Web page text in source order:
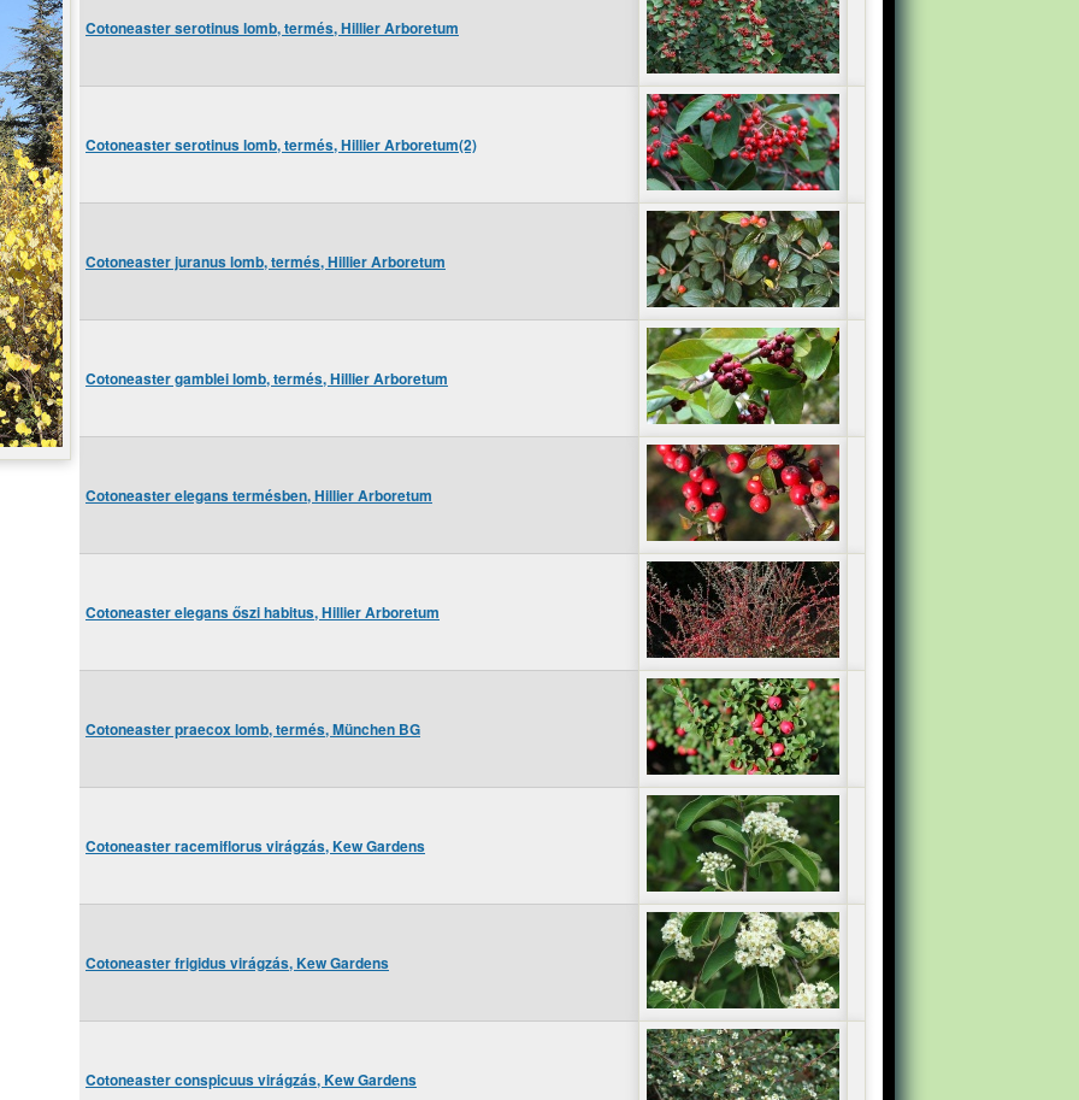
Cotoneaster serotinus lomb, termés, Hillier Arboretum
Cotoneaster serotinus lomb, termés, Hillier Arboretum(2)
Cotoneaster juranus lomb, termés, Hillier Arboretum
Cotoneaster gamblei lomb, termés, Hillier Arboretum
Cotoneaster elegans termésben, Hillier Arboretum
Cotoneaster elegans őszi habitus, Hillier Arboretum
Cotoneaster praecox lomb, termés, München BG
Cotoneaster racemiflorus virágzás, Kew Gardens
Cotoneaster frigidus virágzás, Kew Gardens
Cotoneaster conspicuus virágzás, Kew Gardens